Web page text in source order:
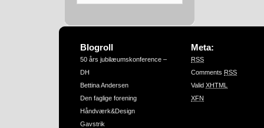
Blogroll
50 års jubilæumskonference –
DH
Bettina Andersen
Den faglige forening
Håndværk&Design
Gavstrik
Meta:
RSS
Comments RSS
Valid XHTML
XFN